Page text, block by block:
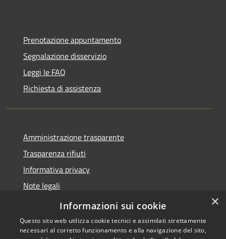
Prenotazione appuntamento
Segnalazione disservizio
Leggi le FAQ
Richiesta di assistenza
Amministrazione trasparente
Trasparenza rifiuti
Informativa privacy
Note legali
Dichiarazione di accessibilità
×
Informazioni sui cookie
Questo sito web utilizza cookie tecnici e assimilati strettamente
necessari al corretto funzionamento e alla navigazione del sito,